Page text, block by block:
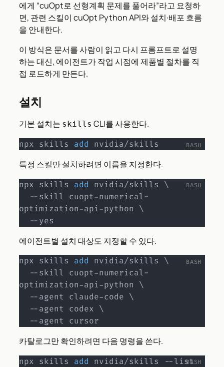
에게 “cuOpt로 선형계획 문제를 풀어라”라고 요청하
면, 관련 스킬이 cuOpt Python API와 설치·배포 흐름
을 안내한다.
이 방식은 문서를 사람이 읽고 다시 프롬프트로 설명
하는 대신, 에이전트가 작업 시점에 제품별 절차를 직
접 로드하게 만든다.
설치
기본 설치는 skills CLI를 사용한다.
npx skills add nvidia/skills
특정 스킬만 설치하려면 이름을 지정한다.
npx skills add nvidia/skills \
optimization-api-python \
  --yes
에이전트별 설치 대상도 지정할 수 있다.
npx skills add nvidia/skills \
optimization-api-python \
  --agent claude-code
\
  --agent codex
\
  --agent cursor
카탈로그만 확인하려면 다음 명령을 쓴다.
npx skills add nvidia/skills --list